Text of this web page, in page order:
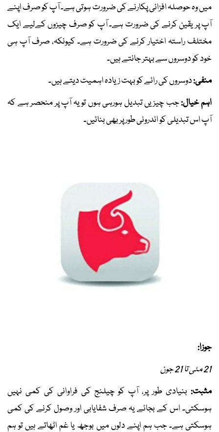
میں وہ حوصلہ افزائی پکارنے کی ضرورت ہوتی ہے۔ آپ کو صرف اپنے
آپ پر یقین کرنے کی ضرورت ہے۔ آپ کو صرف چیزوں کےلیے ایک
مختلف راستہ اختیار کرنے کی ضرورت ہے۔ کیونکہ، صرف آپ ہی
خود کو دوسروں سے بہتر جانتے ہیں۔
منفی:دوسروں کی رائے کو بہت زیادہ اہمیت دیتے ہیں۔
اہم خیال:جب چیزیں تبدیل ہورہی ہوں تو یہ آپ پر منحصر ہے کہ
آپ اس تبدیلی کو اندرونی طور پر بھی بنائیں۔
جوزا:
21 مئی تا 21 جون
مثبت: بنیادی طور پر، آپ کو چیلنج کی فراوانی کی کمی نہیں
ہوسکتی۔ اس کے بجائے یہ صرف شفایابی اور وصول کرنے کی کمی
ہوسکتی ہے۔ جب ہم اپنے دلوں میں بوجھ یا غم اٹھاتے ہیں تو ہم